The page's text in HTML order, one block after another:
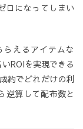
ロになってしまい
えるアイテムな
ROIを実現できる
約でどれだけの利
逆算して配布数と